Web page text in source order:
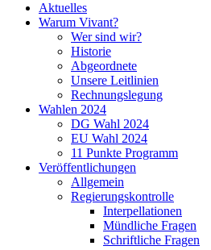
Aktuelles
Warum Vivant?
Wer sind wir?
Historie
Abgeordnete
Unsere Leitlinien
Rechnungslegung
Wahlen 2024
DG Wahl 2024
EU Wahl 2024
11 Punkte Programm
Veröffentlichungen
Allgemein
Regierungskontrolle
Interpellationen
Mündliche Fragen
Schriftliche Fragen